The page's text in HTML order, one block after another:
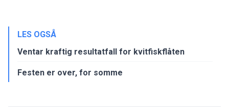
LES OGSÅ
Ventar kraftig resultatfall for kvitfiskflåten
Festen er over, for somme